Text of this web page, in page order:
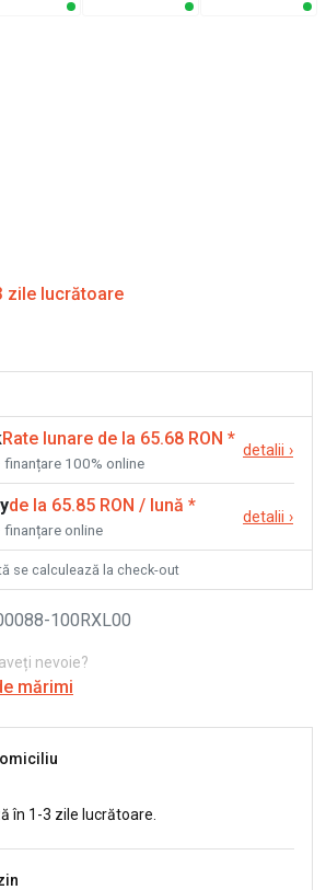
zile lucrătoare
Rate lunare de la 65.68 RON *
finanțare 100% online
detalii ›
de la 65.85 RON / lună *
finanțare online
detalii ›
se calculează la check-out
100RXL00
nevoie?
mărimi
în 1-3 zile lucrătoare.